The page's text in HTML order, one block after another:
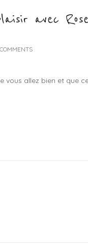
avec
vous allez bien et que